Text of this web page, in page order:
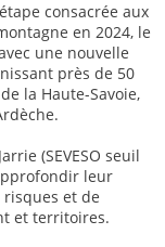
consacrée aux
en 2024, le
une nouvelle
près de 50
la Haute-Savoie,
(SEVESO seuil
leur
et de
et territoires.